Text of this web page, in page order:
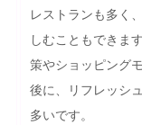
レストランも多く
しむこともできま
策やショッピング
後に、リフレッシ
多いです。